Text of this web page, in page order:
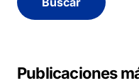
a
Publicaciones